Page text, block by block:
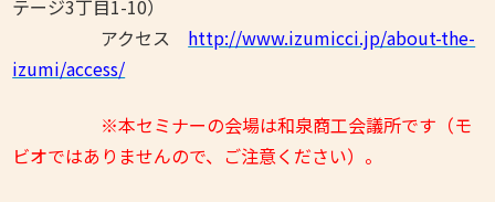
テージ3丁目1-10）
アクセス http://www.izumicci.jp/about-the-
izumi/access/
※本セミナーの会場は和泉商工会議所です（モ
ビオではありませんので、ご注意ください）。